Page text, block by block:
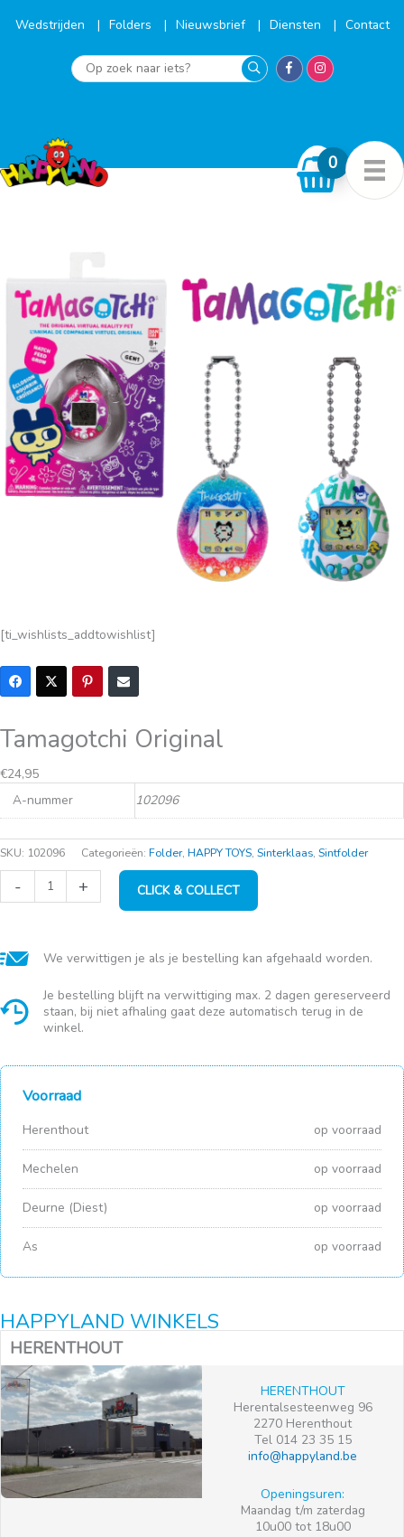
naarWedstrijden Folders Nieuwsbrief Diensten Contact
Op
[ti_wishlists_addtowishlist]
Tamagotchi Original
€24,95
A-nummer
102096
SKU: 102096 Categorieën: Folder, HAPPY TOYS, Sinterklaas, Sintfolder
-
Tamagotchi
Original
+ CLICK & COLLECT
We verwittigen je als je bestelling kan afgehaald worden.
Je bestelling blijft na verwittiging max. 2 dagen gereserveerd
staan, bij niet afhaling gaat deze automatisch terug in de
winkel.
Voorraad
Herenthout op voorraad
Mechelen op voorraad
Deurne (Diest) op voorraad
As op voorraad
HAPPYLAND WINKELS
HERENTHOUT
HERENTHOUT
Herentalsesteenweg 96
2270 Herenthout
Tel 014 23 35 15
info@happyland.be
Openingsuren:
Maandag t/m zaterdag
10u00 tot 18u00